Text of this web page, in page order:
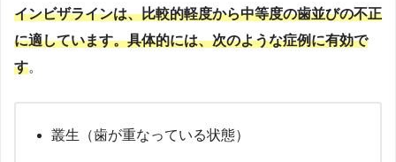
インビザラインは、比較的軽度から中等度の歯並びの不正
に適しています。具体的には、次のような症例に有効で
す。
叢生（歯が重なっている状態）